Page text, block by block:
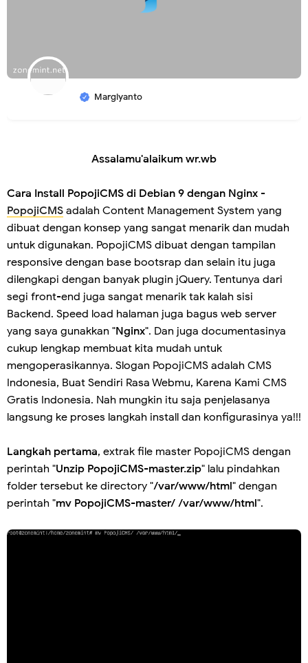
Margiyanto
Assalamu'alaikum wr.wb
Cara Install PopojiCMS di Debian 9 dengan Nginx -
PopojiCMS adalah Content Management System yang
dibuat dengan konsep yang sangat menarik dan mudah
untuk digunakan. PopojiCMS dibuat dengan tampilan
responsive dengan base bootsrap dan selain itu juga
dilengkapi dengan banyak plugin jQuery. Tentunya dari
segi front-end juga sangat menarik tak kalah sisi
Backend. Speed load halaman juga bagus web server
yang saya gunakkan "Nginx". Dan juga documentasinya
cukup lengkap membuat kita mudah untuk
mengoperasikannya. Slogan PopojiCMS adalah CMS
Indonesia, Buat Sendiri Rasa Webmu, Karena Kami CMS
Gratis Indonesia. Nah mungkin itu saja penjelasanya
langsung ke proses langkah install dan konfigurasinya ya!!!
Langkah pertama, extrak file master PopojiCMS dengan
perintah "Unzip PopojiCMS-master.zip" lalu pindahkan
folder tersebut ke directory "/var/www/html" dengan
perintah "mv PopojiCMS-master/ /var/www/html".